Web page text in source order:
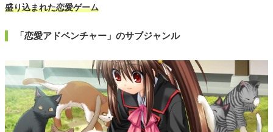
盛り込まれた恋愛ゲーム
「恋愛アドベンチャー」のサブジャンル